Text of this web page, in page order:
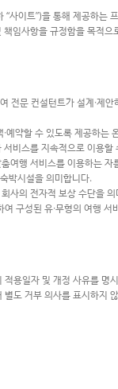
이트”)을 통해 제공하는
임사항을 규정함을 목적으
문 컨설턴트가 설계·제
약할 수 있도록 제공하는
비스를 지속적으로 이용할
여행 서비스를 이용하는 자
박시설을 의미합니다.
사의 전자적 보상 수단을 의
구성된 유·무형의 여행 서
용일자 및 개정 사유를
도 거부 의사를 표시하지